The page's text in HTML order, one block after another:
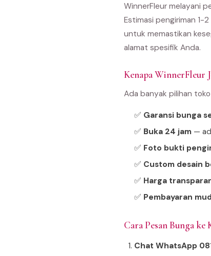
WinnerFleur melayani
Estimasi pengiriman 1-
untuk memastikan
alamat spesifik Anda.
Kenapa WinnerFleur
Ada banyak pilihan
✅ Garansi bunga
✅ Buka 24 jam —
✅ Foto bukti
✅ Custom desain
✅ Harga
✅ Pembayaran
Cara Pesan Bunga
Chat WhatsApp